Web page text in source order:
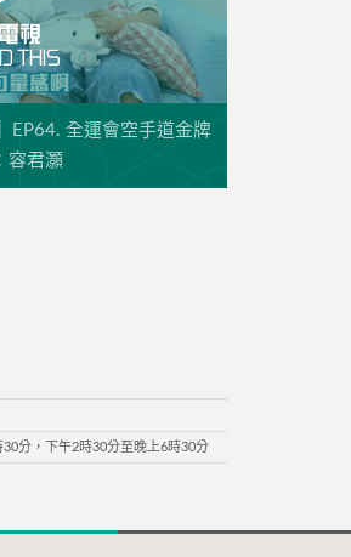
EP64. 全運會空手道金牌
容君灝
分，下午2時30分至晚上6時30分